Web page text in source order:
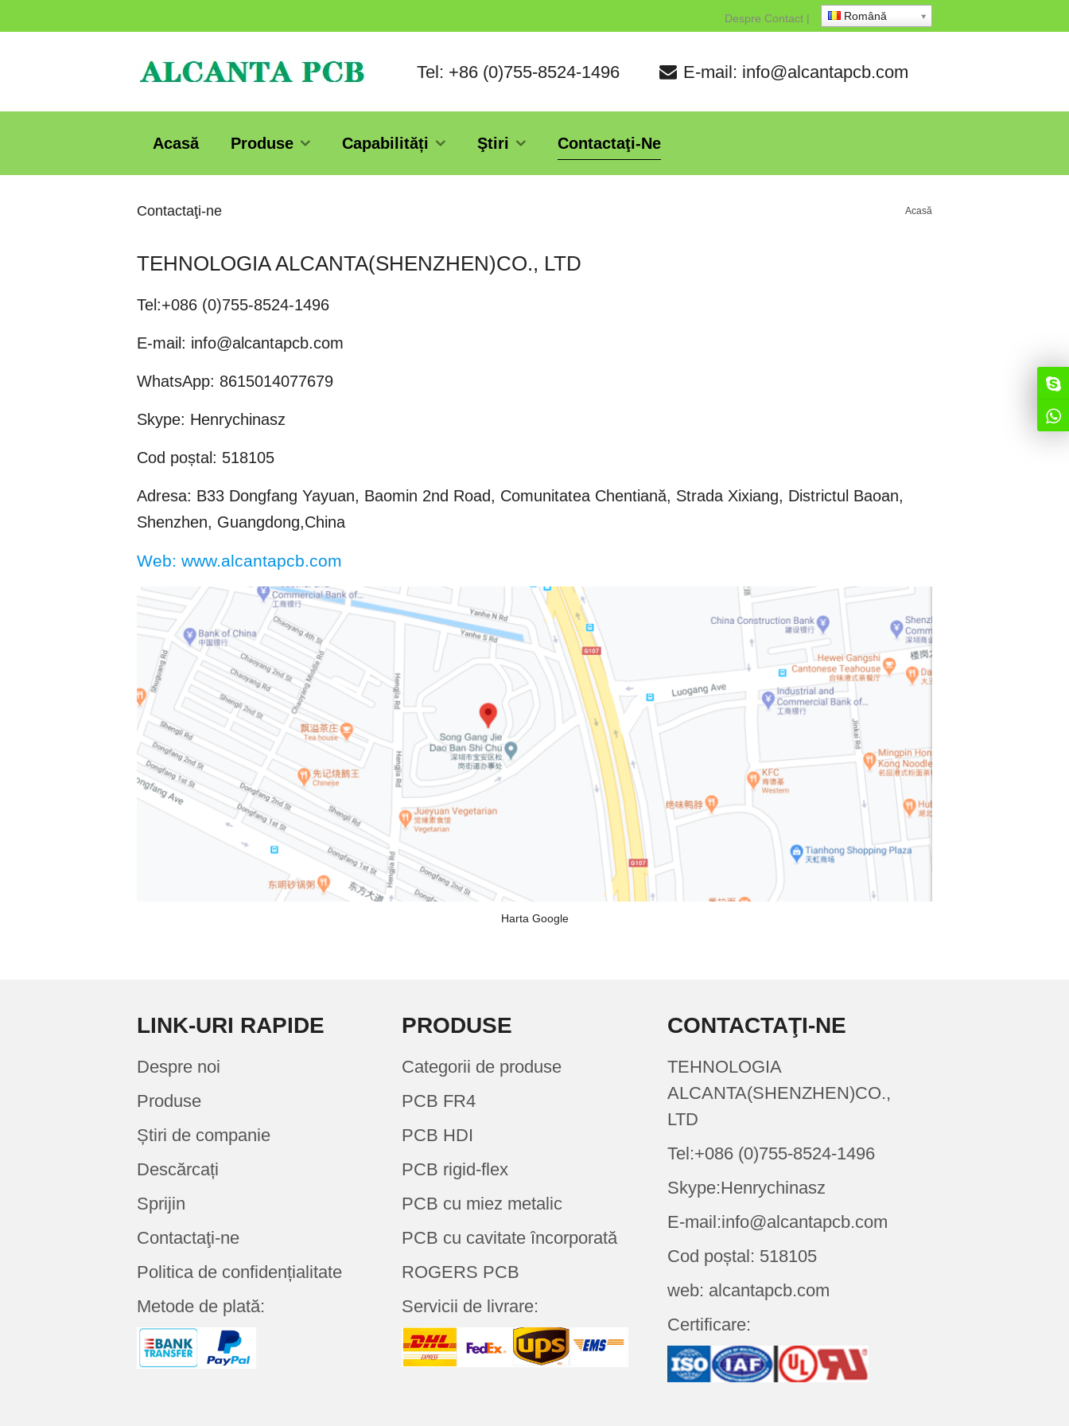
Despre Contact | Română
Tel: +86 (0)755-8524-1496 E-mail: info@alcantapcb.com
Acasă Produse Capabilități Ştiri Contactaţi-Ne
Contactaţi-ne Acasă
TEHNOLOGIA ALCANTA(SHENZHEN)CO., LTD
Tel:+086 (0)755-8524-1496
E-mail: info@alcantapcb.com
WhatsApp: 8615014077679
Skype: Henrychinasz
Cod poștal: 518105
Adresa: B33 Dongfang Yayuan, Baomin 2nd Road, Comunitatea Chentiană, Strada Xixiang, Districtul Baoan,
Shenzhen, Guangdong,China
Web: www.alcantapcb.com
Harta Google
LINK-URI RAPIDE
Despre noi
Produse
Știri de companie
Descărcați
Sprijin
Contactaţi-ne
Politica de confidențialitate
Metode de plată:
PRODUSE
Categorii de produse
PCB FR4
PCB HDI
PCB rigid-flex
PCB cu miez metalic
PCB cu cavitate încorporată
ROGERS PCB
Servicii de livrare:
CONTACTAŢI-NE
TEHNOLOGIA
ALCANTA(SHENZHEN)CO.,
LTD
Tel:+086 (0)755-8524-1496
Skype:Henrychinasz
E-mail:info@alcantapcb.com
Cod poștal: 518105
web: alcantapcb.com
Certificare: